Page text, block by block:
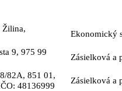
Žilina,
Ekonomický
9, 975 99
Zásielková a
82A, 851 01,
48136999
Zásielková a